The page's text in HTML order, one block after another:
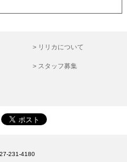
> リリカについて
> スタッフ募集
231-4180